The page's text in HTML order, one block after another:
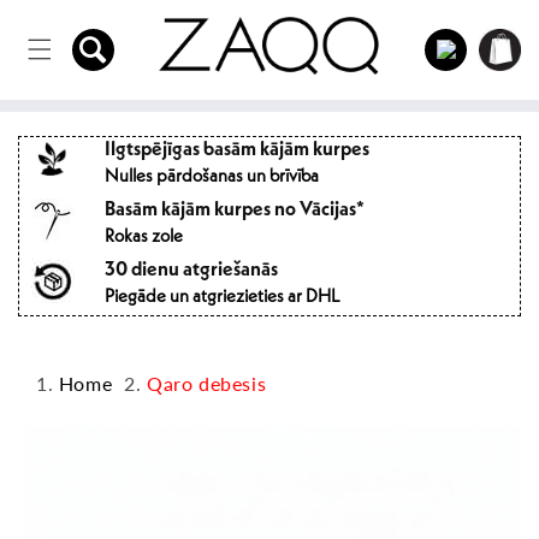
saturu
Iespraust
Iepirkumu
grozs
Ilgtspējīgas basām kājām kurpes
Nulles pārdošanas un brīvība
Basām kājām kurpes no Vācijas*
Rokas zole
30 dienu atgriešanās
Piegāde un atgriezieties ar DHL
Home Qaro debesis